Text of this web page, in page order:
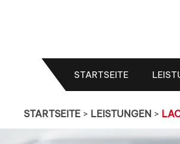
STARTSEITE
STARTSEITE > LEISTUNGEN >